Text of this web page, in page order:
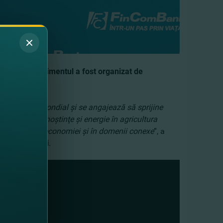
2023. Evenimentul a fost organizat de
agricol.
la nivel mondial şi se angajează să sprijine
muncă, cunoştinţe şi energie în agricultura
ramură a economiei şi în domenii conexe”, a
şi or. Făleşti.